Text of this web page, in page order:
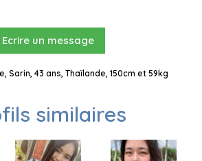
Ecrire un message
Sarin, 43 ans, Thaïlande, 150cm et 59kg
similaires